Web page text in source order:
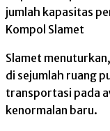
jumlah kapasitas
Kompol Slamet
Slamet
di sejumlah ruang
transportasi pada
kenormalan baru.